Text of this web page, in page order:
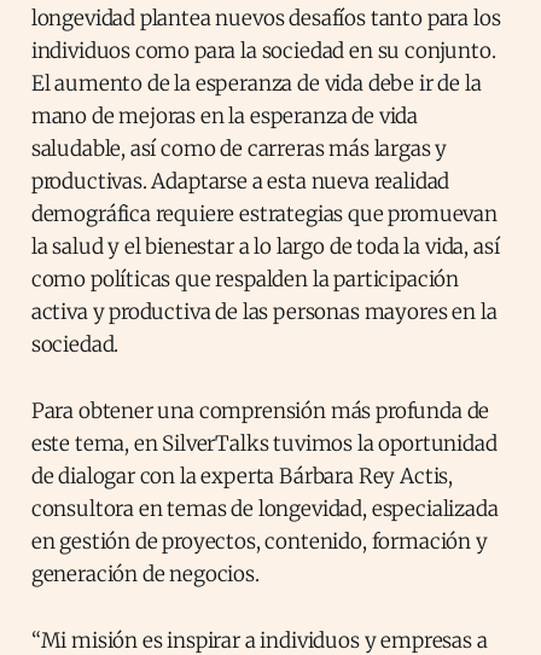
longevidad plantea nuevos desafíos tanto para los
individuos como para la sociedad en su conjunto.
El aumento de la esperanza de vida debe ir de la
mano de mejoras en la esperanza de vida
saludable, así como de carreras más largas y
productivas. Adaptarse a esta nueva realidad
demográfica requiere estrategias que promuevan
la salud y el bienestar a lo largo de toda la vida, así
como políticas que respalden la participación
activa y productiva de las personas mayores en la
sociedad.
Para obtener una comprensión más profunda de
este tema, en SilverTalks tuvimos la oportunidad
de dialogar con la experta Bárbara Rey Actis,
consultora en temas de longevidad, especializada
en gestión de proyectos, contenido, formación y
generación de negocios.
“Mi misión es inspirar a individuos y empresas a